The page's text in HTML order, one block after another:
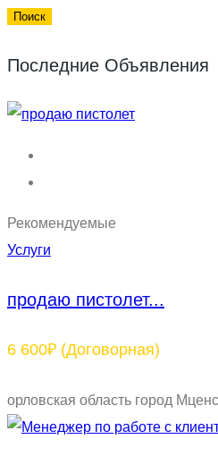
Последние Объявления
Рекомендуемые
Услуги
продаю пистолет...
6 600₽ (Договорная)
орловская область город